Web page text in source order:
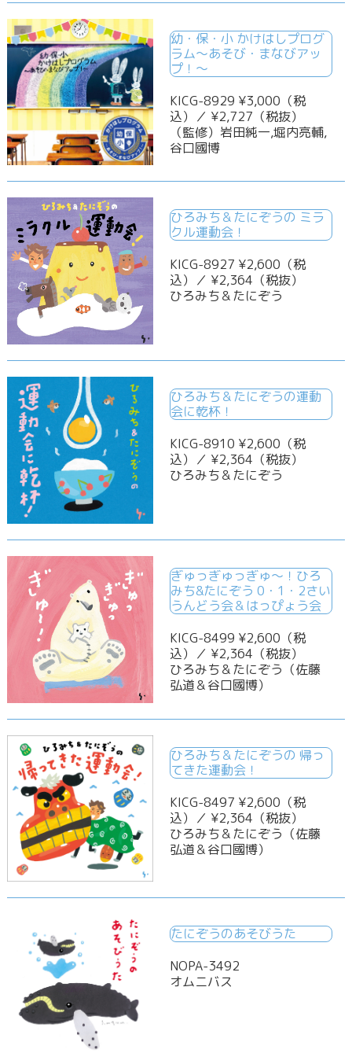
幼・保・小 かけはしプログ
ラム～あそび・まなびアッ
プ！～
KICG-8929 ¥3,000（税
込）／ ¥2,727（税抜）
（監修）岩田純一,堀内亮輔,
谷口國博
ひろみち＆たにぞうの ミラ
クル運動会！
KICG-8927 ¥2,600（税
込）／ ¥2,364（税抜）
ひろみち＆たにぞう
ひろみち＆たにぞうの運動
会に乾杯！
KICG-8910 ¥2,600（税
込）／ ¥2,364（税抜）
ひろみち＆たにぞう
ぎゅっぎゅっぎゅ～！ひろ
みち&たにぞう 0・1・2さい
うんどう会＆はっぴょう会
KICG-8499 ¥2,600（税
込）／ ¥2,364（税抜）
ひろみち＆たにぞう（佐藤
弘道＆谷口國博）
ひろみち＆たにぞうの 帰っ
てきた運動会！
KICG-8497 ¥2,600（税
込）／ ¥2,364（税抜）
ひろみち＆たにぞう（佐藤
弘道＆谷口國博）
たにぞうのあそびうた
NOPA-3492
オムニバス